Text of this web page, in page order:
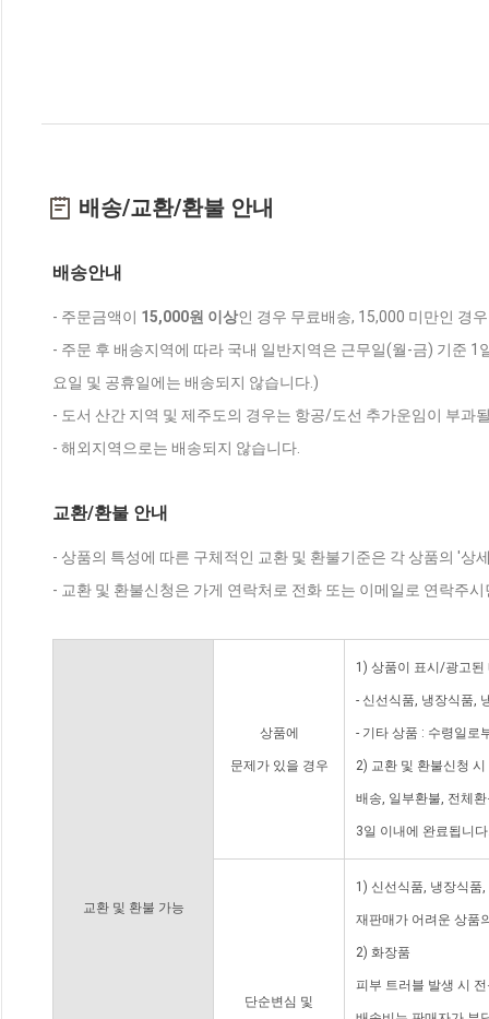
배송/교환/환불 안내
배송안내
- 주문금액이 15,000원 이상인 경우 무료배송, 15,000 미만인 경
- 주문 후 배송지역에 따라 국내 일반지역은 근무일(월-금) 기준
요일 및 공휴일에는 배송되지 않습니다.)
- 도서 산간 지역 및 제주도의 경우는 항공/도선 추가운임이 부과
- 해외지역으로는 배송되지 않습니다.
교환/환불 안내
- 상품의 특성에 따른 구체적인 교환 및 환불기준은 각 상품의 '상
- 교환 및 환불신청은 가게 연락처로 전화 또는 이메일로 연락주
교환 및 환불 가능
상품에
문제가 있을 경우
1) 상품이 표시/광고된
- 신선식품, 냉장식품,
- 기타 상품 : 수령일로
2) 교환 및 환불신청
배송, 일부환불, 전체
3일 이내에 완료됩니
단순변심 및
1) 신선식품, 냉장식품
재판매가 어려운 상품
2) 화장품
피부 트러블 발생 시